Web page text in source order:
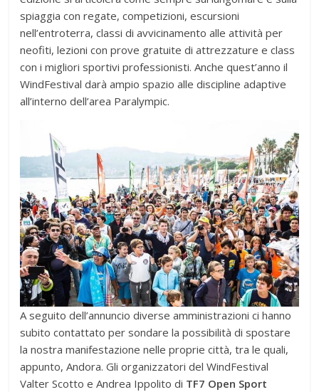
spiaggia con regate, competizioni, escursioni
nell’entroterra, classi di avvicinamento alle attività per
neofiti, lezioni con prove gratuite di attrezzature e class
con i migliori sportivi professionisti. Anche quest’anno il
WindFestival darà ampio spazio alle discipline adaptive
all’interno dell’area Paralympic.
A seguito dell’annuncio diverse amministrazioni ci hanno
subito contattato per sondare la possibilità di spostare
la nostra manifestazione nelle proprie città, tra le quali,
appunto, Andora. Gli organizzatori del WindFestival
Valter Scotto e Andrea Ippolito di TF7 Open Sport